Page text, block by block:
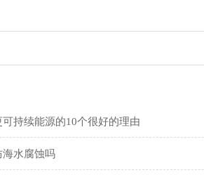
持续能源的10个很好的理由
海水腐蚀吗